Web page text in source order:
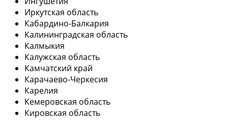
Иркутская область
Кабардино-Балкария
Калининградская область
Калмыкия
Калужская область
Камчатский край
Карачаево-Черкесия
Карелия
Кемеровская область
Кировская область